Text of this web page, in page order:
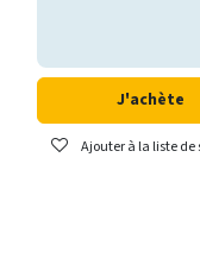
J'achète
Ajouter à la liste